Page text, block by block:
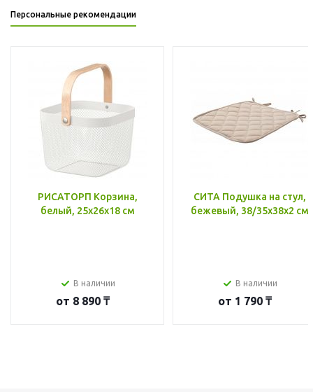
Персональные рекомендации
РИСАТОРП Корзина,
белый, 25x26x18 см
В наличии
от 8 890 ₸
СИТА Подушка на стул,
бежевый, 38/35x38x2 см
В наличии
от 1 790 ₸